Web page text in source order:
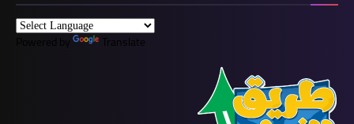
Powered by Translate